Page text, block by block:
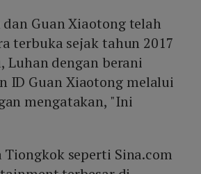
Guan Xiaotong telah
terbuka sejak tahun 2017
Luhan dengan berani
ID Guan Xiaotong melalui
mengatakan, "Ini
seperti Sina.com